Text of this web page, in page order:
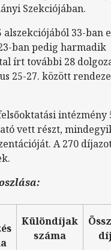
Szekciójában.
33-ban
ban pedig harmadik
írt további 28
25-27. között
intézmény
vett részt,
A 270
Különdíjak
száma